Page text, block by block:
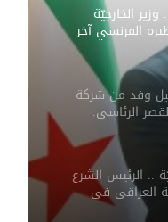
الخارجيّة
الفرنسي آخر
وفد من شركة
الرئاسي.
.. الرئيس الشرع
العراقي في